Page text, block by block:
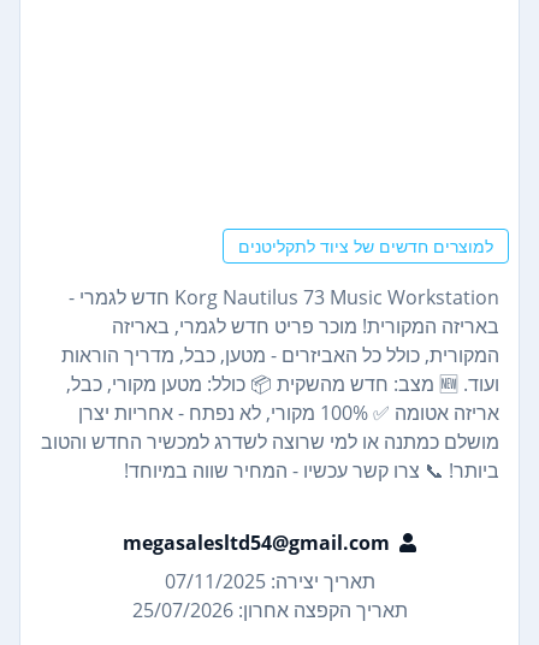
למוצרים חדשים של ציוד לתקליטנים
Korg Nautilus 73 Music Workstation חדש לגמרי -
באריזה המקורית! מוכר פריט חדש לגמרי, באריזה
המקורית, כולל כל האביזרים - מטען, כבל, מדריך הוראות
ועוד. 🆕 מצב: חדש מהשקית 📦 כולל: מטען מקורי, כבל,
אריזה אטומה ✅ 100% מקורי, לא נפתח - אחריות יצרן
מושלם כמתנה או למי שרוצה לשדרג למכשיר החדש והטוב
ביותר! 📞 צרו קשר עכשיו - המחיר שווה במיוחד!
megasalesltd54@gmail.com
תאריך יצירה: 07/11/2025
תאריך הקפצה אחרון: 25/07/2026